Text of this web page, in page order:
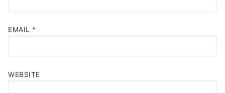
EMAIL *
WEBSITE